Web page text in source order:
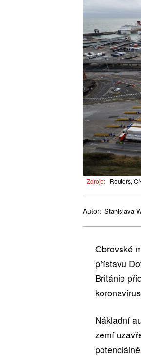
Zdroje: Reuters,
Autor: Stanislava
Obrovské
přístavu
Británie
Nákladní
zemí
potenciálně